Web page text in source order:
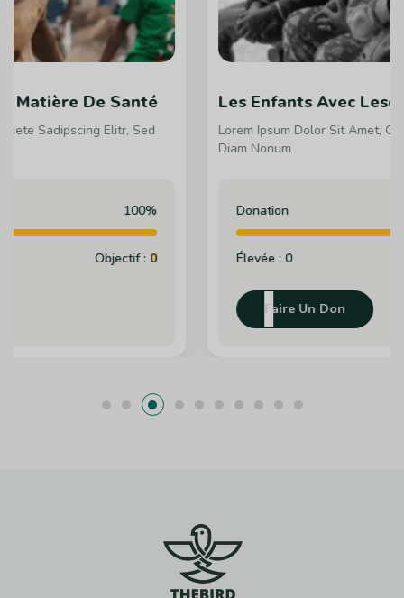
Les Enfants Avec Lesquels Nous
Lorem Ipsum Dolor Sit Amet, Consete Sadipscing Elitr,
Donation
Élevée : 0